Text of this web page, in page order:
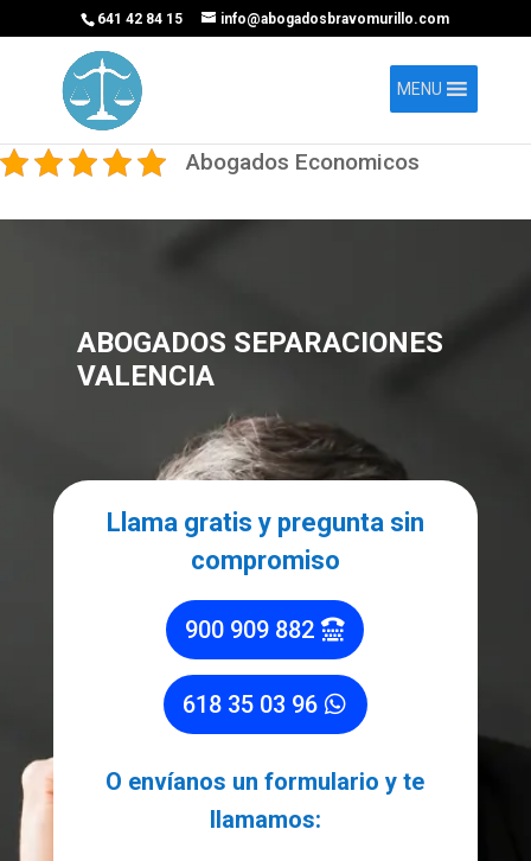
641 42 84 15 info@abogadosbravomurillo.com
MENU
Abogados Economicos
ABOGADOS SEPARACIONES
VALENCIA
Llama gratis y pregunta sin
compromiso
900 909 882
618 35 03 96
O envíanos un formulario y te
llamamos: